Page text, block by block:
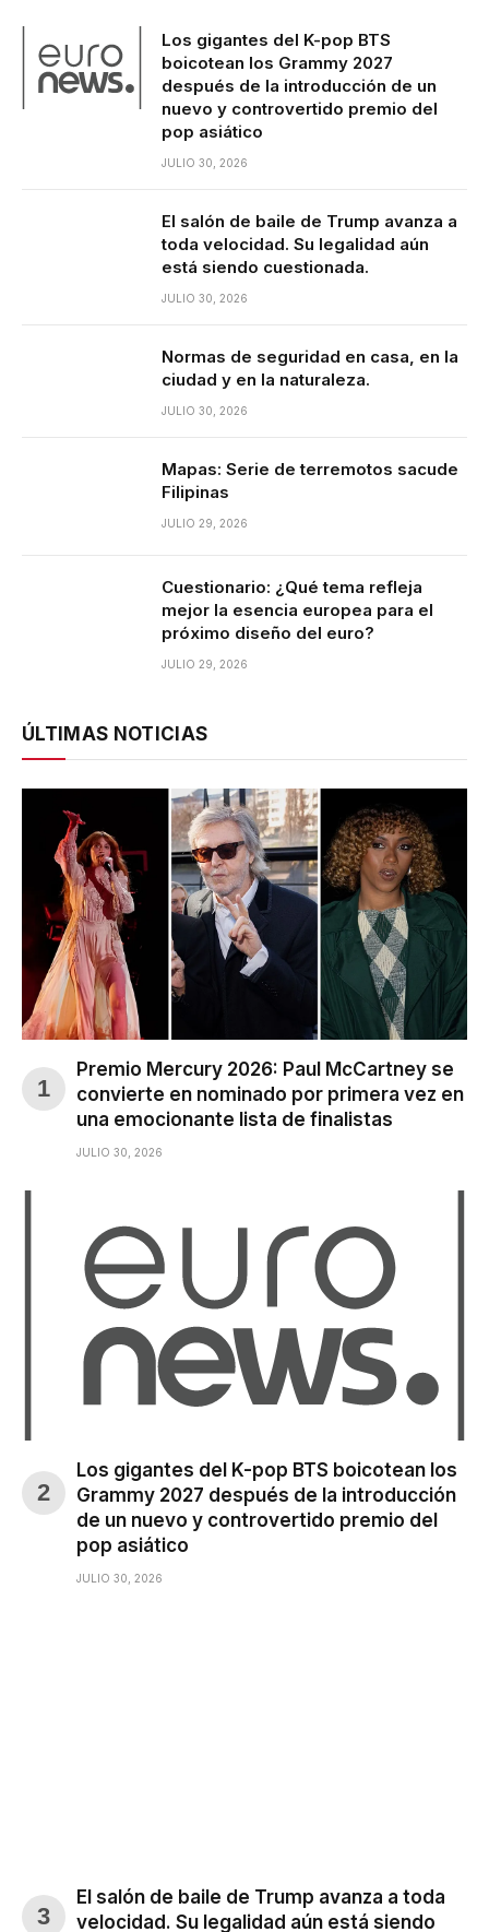
Los gigantes del K-pop BTS
boicotean los Grammy 2027
después de la introducción de un
nuevo y controvertido premio del
pop asiático
JULIO 30, 2026
El salón de baile de Trump avanza a
toda velocidad. Su legalidad aún
está siendo cuestionada.
JULIO 30, 2026
Normas de seguridad en casa, en la
ciudad y en la naturaleza.
JULIO 30, 2026
Mapas: Serie de terremotos sacude
Filipinas
JULIO 29, 2026
Cuestionario: ¿Qué tema refleja
mejor la esencia europea para el
próximo diseño del euro?
JULIO 29, 2026
ÚLTIMAS NOTICIAS
Premio Mercury 2026: Paul McCartney se
convierte en nominado por primera vez en
una emocionante lista de finalistas
JULIO 30, 2026
Los gigantes del K-pop BTS boicotean los
Grammy 2027 después de la introducción
de un nuevo y controvertido premio del
pop asiático
JULIO 30, 2026
El salón de baile de Trump avanza a toda
velocidad. Su legalidad aún está siendo